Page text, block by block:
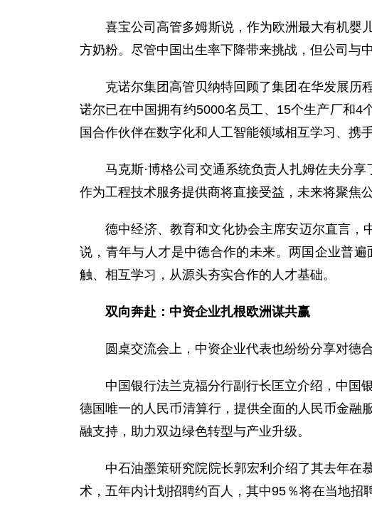
喜宝公司高管多姆斯说，作为欧洲最大有机婴
方奶粉。尽管中国出生率下降带来挑战，但公司与
克诺尔集团高管贝纳特回顾了集团在华发展历
诺尔已在中国拥有约5000名员工、15个生产厂和4
国合作伙伴在数字化和人工智能领域相互学习、携手
马克斯·博格公司交通系统负责人扎姆佐夫分
作为工程技术服务提供商将直接受益，未来将聚焦
德中经济、教育和文化协会主席安迈尔直言，
说，青年与人才是中德合作的未来。两国企业普
触、相互学习，从源头夯实合作的人才基础。
双向奔赴：中资企业扎根欧洲谋共赢
圆桌交流会上，中资企业代表也纷纷分享对德
中国银行法兰克福分行副行长匡立介绍，中国
德国唯一的人民币清算行，提供全面的人民币金融
融支持，助力双边绿色转型与产业升级。
中石油墨策研究院院长郭宏利介绍了其去年在
术，五年内计划招聘约百人，其中95％将在当地